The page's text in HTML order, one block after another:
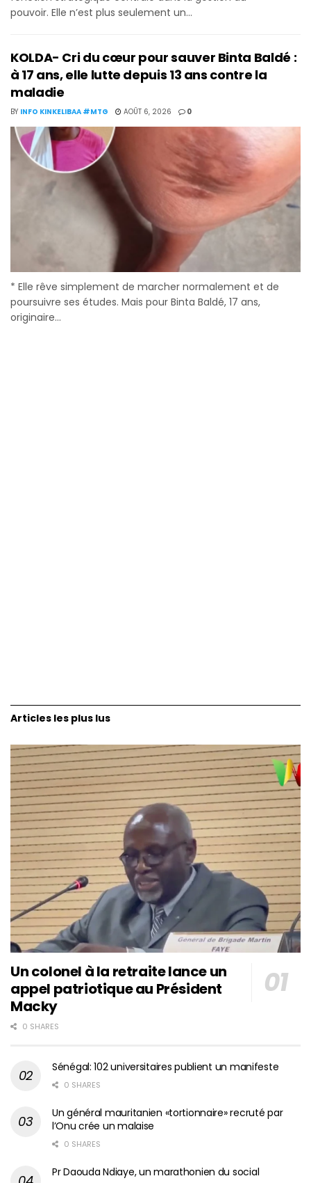
pouvoir. Elle n’est plus seulement un...
KOLDA- Cri du cœur pour sauver Binta Baldé :
à 17 ans, elle lutte depuis 13 ans contre la
maladie
BY INFO KINKELIBAA #MTG AOÛT 6, 2026 0
* Elle rêve simplement de marcher normalement et de
poursuivre ses études. Mais pour Binta Baldé, 17 ans,
originaire...
Articles les plus lus
Un colonel à la retraite lance un
appel patriotique au Président
Macky
0 SHARES
Sénégal: 102 universitaires publient un manifeste
0 SHARES
Un général mauritanien «tortionnaire» recruté par
l’Onu crée un malaise
0 SHARES
Pr Daouda Ndiaye, un marathonien du social